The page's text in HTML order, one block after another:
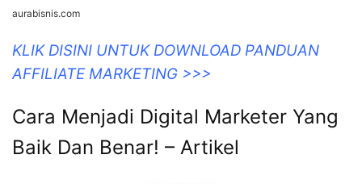
aurabisnis.com
KLIK DISINI UNTUK DOWNLOAD PANDUAN
AFFILIATE MARKETING >>>
Cara Menjadi Digital Marketer Yang
Baik Dan Benar! – Artikel